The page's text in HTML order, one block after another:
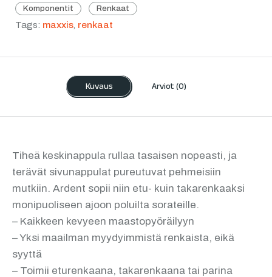
Komponentit Renkaat
Tags: maxxis renkaat
Kuvaus Arviot (0)
Tiheä keskinappula rullaa tasaisen nopeasti, ja
terävät sivunappulat pureutuvat pehmeisiin
mutkiin. Ardent sopii niin etu- kuin takarenkaaksi
monipuoliseen ajoon poluilta sorateille.
– Kaikkeen kevyeen maastopyöräilyyn
– Yksi maailman myydyimmistä renkaista, eikä
syyttä
– Toimii eturenkaana, takarenkaana tai parina